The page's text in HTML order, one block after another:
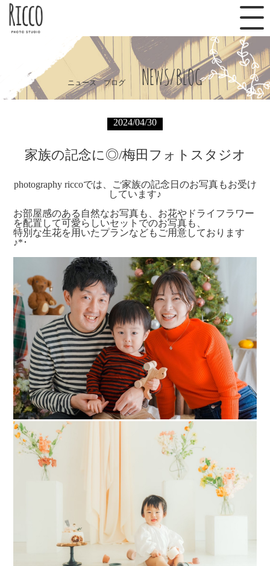
ニュース ブログ NEWS/BLOG
2024/04/30
家族の記念に◎/梅田フォトスタジオ
photography riccoでは、ご家族の記念日のお写真もお受け
しています♪
お部屋感のある自然なお写真も、お花やドライフラワー
を配置して可愛らしいセットでのお写真も、
特別な生花を用いたプランなどもご用意しております
♪*･